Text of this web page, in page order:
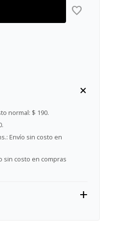
normal: $ 190.
Envío sin costo en
sin costo en compras